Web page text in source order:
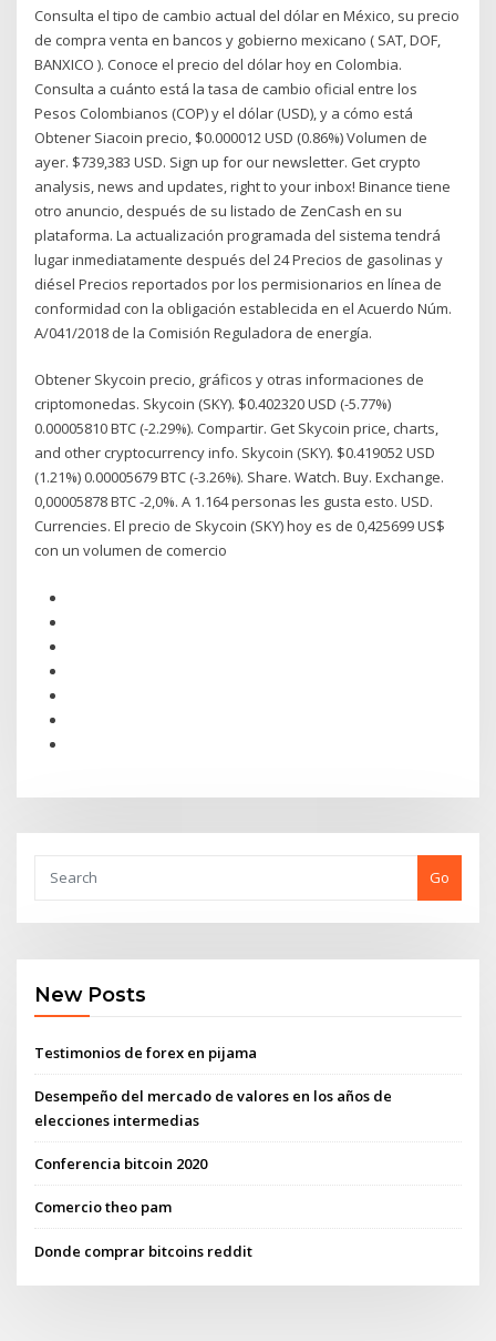
Consulta el tipo de cambio actual del dólar en México, su precio
de compra venta en bancos y gobierno mexicano ( SAT, DOF,
BANXICO ). Conoce el precio del dólar hoy en Colombia.
Consulta a cuánto está la tasa de cambio oficial entre los
Pesos Colombianos (COP) y el dólar (USD), y a cómo está
Obtener Siacoin precio, $0.000012 USD (0.86%) Volumen de
ayer. $739,383 USD. Sign up for our newsletter. Get crypto
analysis, news and updates, right to your inbox! Binance tiene
otro anuncio, después de su listado de ZenCash en su
plataforma. La actualización programada del sistema tendrá
lugar inmediatamente después del 24 Precios de gasolinas y
diésel Precios reportados por los permisionarios en línea de
conformidad con la obligación establecida en el Acuerdo Núm.
A/041/2018 de la Comisión Reguladora de energía.
Obtener Skycoin precio, gráficos y otras informaciones de
criptomonedas. Skycoin (SKY). $0.402320 USD (-5.77%)
0.00005810 BTC (-2.29%). Compartir. Get Skycoin price, charts,
and other cryptocurrency info. Skycoin (SKY). $0.419052 USD
(1.21%) 0.00005679 BTC (-3.26%). Share. Watch. Buy. Exchange.
0,00005878 BTC -2,0%. A 1.164 personas les gusta esto. USD.
Currencies. El precio de Skycoin (SKY) hoy es de 0,425699 US$
con un volumen de comercio
Go
New Posts
Testimonios de forex en pijama
Desempeño del mercado de valores en los años de
elecciones intermedias
Conferencia bitcoin 2020
Comercio theo pam
Donde comprar bitcoins reddit